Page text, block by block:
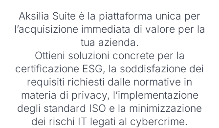
Aksilia Suite è la piattaforma unica per
l’acquisizione immediata di valore per la
tua azienda.
Ottieni soluzioni concrete per la
certificazione ESG, la soddisfazione dei
requisiti richiesti dalle normative in
materia di privacy, l’implementazione
degli standard ISO e la minimizzazione
dei rischi IT legati al cybercrime.